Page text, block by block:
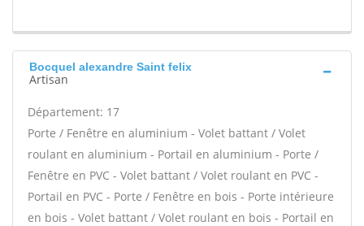
Bocquel alexandre Saint felix
Artisan
Département: 17
Porte / Fenêtre en aluminium - Volet battant / Volet
roulant en aluminium - Portail en aluminium - Porte /
Fenêtre en PVC - Volet battant / Volet roulant en PVC -
Portail en PVC - Porte / Fenêtre en bois - Porte intérieure
en bois - Volet battant / Volet roulant en bois - Portail en